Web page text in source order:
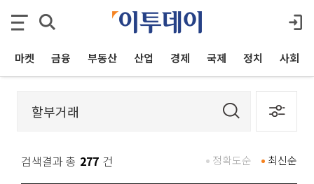
마켓 금융 부동산 산업 경제 국제 정치 사회
검색결과 총 277 건 최신순
정확도순